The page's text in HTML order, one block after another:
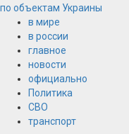
по объектам Украины
в мире
в россии
главное
новости
официально
Политика
СВО
транспорт